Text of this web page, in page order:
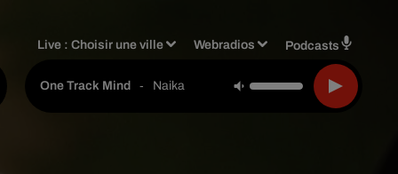
Live :Choisir une ville Webradios Podcasts
One Track Mind - Naika